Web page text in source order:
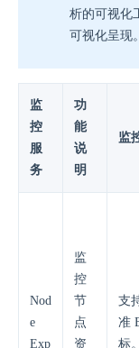
析的可视化
可视化呈现。
监
控
服
务
功
能
说
明
监
Nod
e
Exp
监
控
节
点
资
支
准
标